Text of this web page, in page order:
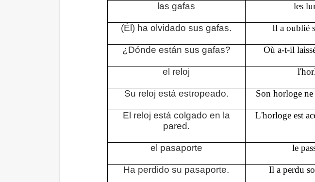
les
las gafas
Il a oublié
(Él) ha olvidado sus gafas.
Où a-t-il
¿Dónde están sus gafas?
el reloj
Son horloge
Su reloj está estropeado.
L'horloge est
El reloj está colgado en la
pared.
le
el pasaporte
Il a perdu
Ha perdido su pasaporte.